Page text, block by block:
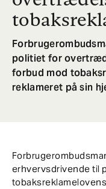
politiet for
forbud mod
reklameret på sin
erhvervsdrivende til